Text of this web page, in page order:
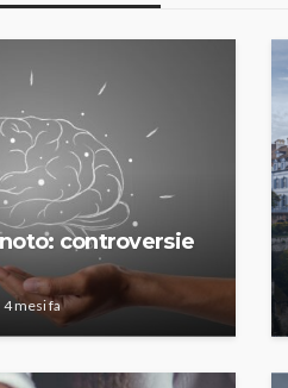
controversie
4 mesi fa